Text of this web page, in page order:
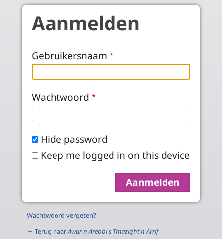
Skip to main content
Aanmelden
Gebruikersnaam
Wachtwoord
Hide password
Keep me logged in on this device
Wachtwoord vergeten?
← Terug naarAwar n Arebbi s Tmazight n Arrif